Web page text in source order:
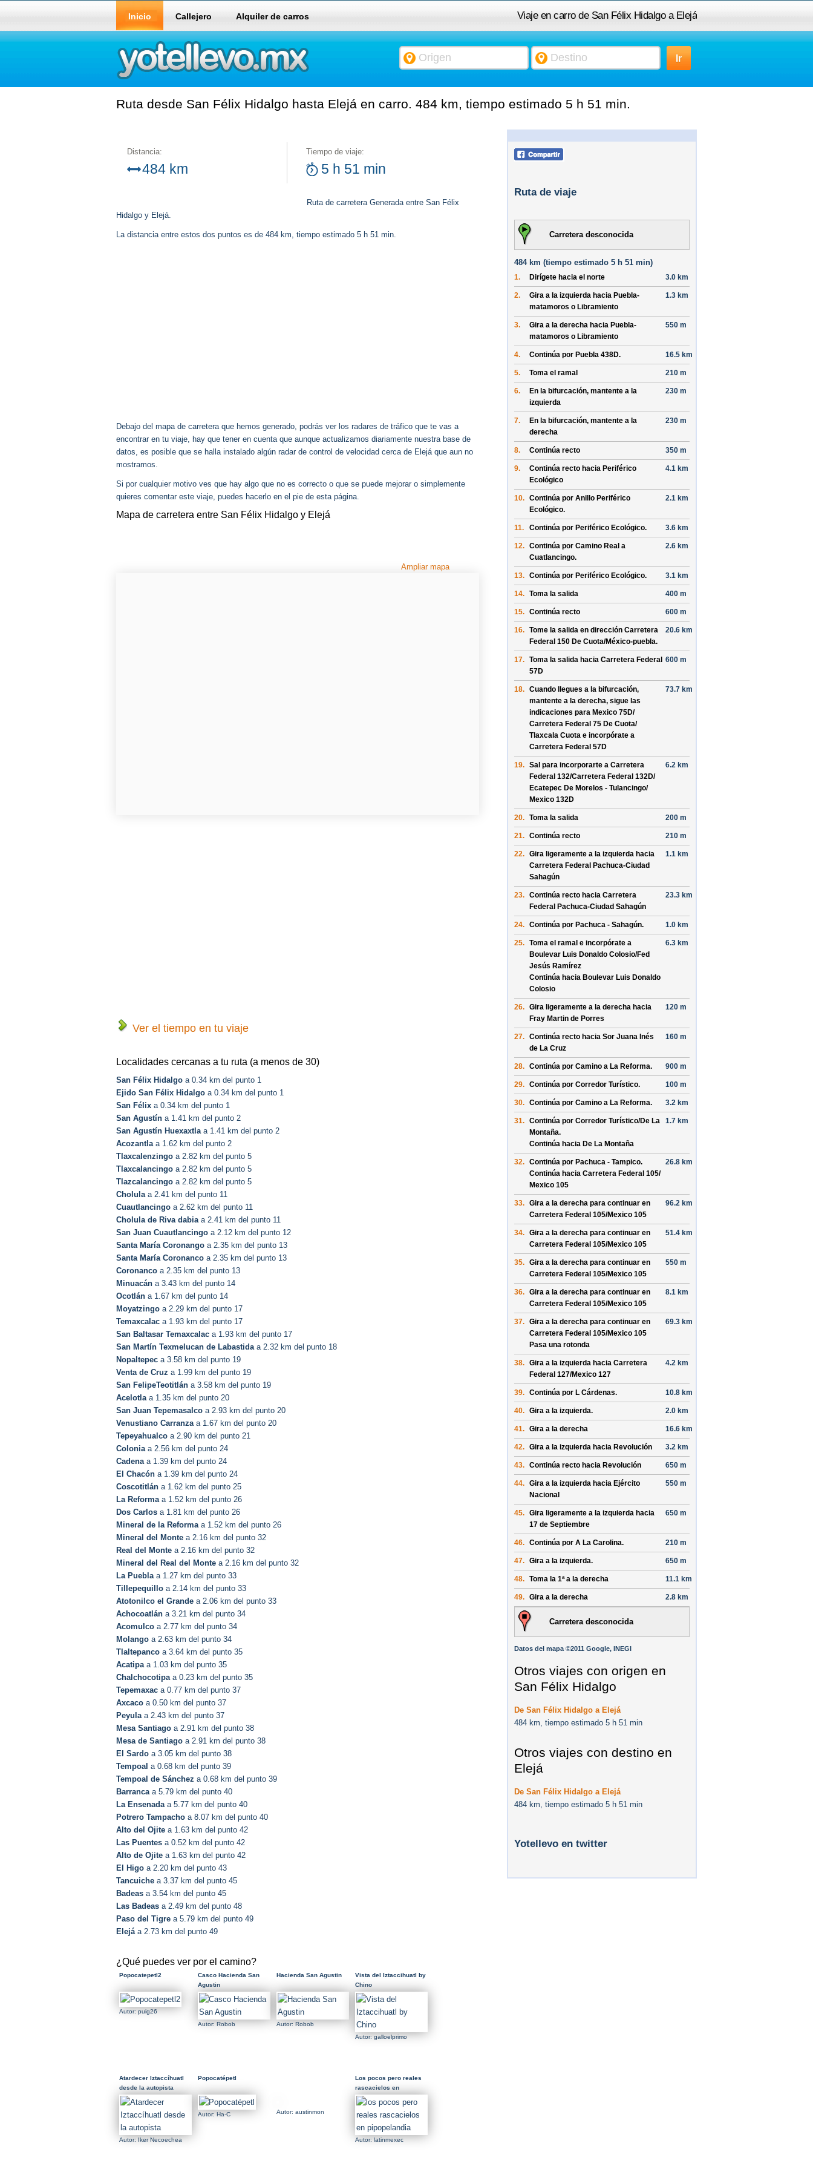
Viaje en carro de San Félix Hidalgo a Elejá
Inicio Callejero Alquiler de carros
Ruta desde San Félix Hidalgo hasta Elejá en carro. 484 km, tiempo estimado 5 h 51 min.
Distancia:
484 km
Tiempo de viaje:
5 h 51 min
Ruta de carretera Generada entre San Félix
Hidalgo y Elejá.
La distancia entre estos dos puntos es de 484 km, tiempo estimado 5 h 51 min.
Debajo del mapa de carretera que hemos generado, podrás ver los radares de tráfico que te vas a
encontrar en tu viaje, hay que tener en cuenta que aunque actualizamos diariamente nuestra base de
datos, es posible que se halla instalado algún radar de control de velocidad cerca de Elejá que aun no
mostramos.
Si por cualquier motivo ves que hay algo que no es correcto o que se puede mejorar o simplemente
quieres comentar este viaje, puedes hacerlo en el pie de esta página.
Mapa de carretera entre San Félix Hidalgo y Elejá
Ampliar mapa
Ver el tiempo en tu viaje
Localidades cercanas a tu ruta (a menos de 30)
San Félix Hidalgo a 0.34 km del punto 1
Ejido San Félix Hidalgo a 0.34 km del punto 1
San Félix a 0.34 km del punto 1
San Agustín a 1.41 km del punto 2
San Agustín Huexaxtlaa 1.41 km del punto 2
Acozantlaa 1.62 km del punto 2
Tlaxcalenzingo a 2.82 km del punto 5
Tlaxcalancingo a 2.82 km del punto 5
Tlazcalancingo a 2.82 km del punto 5
Cholulaa 2.41 km del punto 11
Cuautlancingo a 2.62 km del punto 11
Cholula de Riva dabiaa 2.41 km del punto 11
San Juan Cuautlancingo a 2.12 km del punto 12
Santa María Coronango a 2.35 km del punto 13
Santa María Coronanco a 2.35 km del punto 13
Coronanco a 2.35 km del punto 13
Minuacán a 3.43 km del punto 14
Ocotlán a 1.67 km del punto 14
Moyatzingo a 2.29 km del punto 17
Temaxcalac a 1.93 km del punto 17
San Baltasar Temaxcalac a 1.93 km del punto 17
San Martín Texmelucan de Labastidaa 2.32 km del punto 18
Nopaltepec a 3.58 km del punto 19
Venta de Cruz a 1.99 km del punto 19
San FelipeTeotitlán a 3.58 km del punto 19
Acelotlaa 1.35 km del punto 20
San Juan Tepemasalco a 2.93 km del punto 20
Venustiano Carranzaa 1.67 km del punto 20
Tepeyahualco a 2.90 km del punto 21
Coloniaa 2.56 km del punto 24
Cadenaa 1.39 km del punto 24
El Chacón a 1.39 km del punto 24
Coscotitlán a 1.62 km del punto 25
La Reformaa 1.52 km del punto 26
Dos Carlos a 1.81 km del punto 26
Mineral de la Reformaa 1.52 km del punto 26
Mineral del Monte a 2.16 km del punto 32
Real del Monte a 2.16 km del punto 32
Mineral del Real del Monte a 2.16 km del punto 32
La Pueblaa 1.27 km del punto 33
Tillepequillo a 2.14 km del punto 33
Atotonilco el Grande a 2.06 km del punto 33
Achocoatlán a 3.21 km del punto 34
Acomulco a 2.77 km del punto 34
Molango a 2.63 km del punto 34
Tlaltepanco a 3.64 km del punto 35
Acatipaa 1.03 km del punto 35
Chalchocotipaa 0.23 km del punto 35
Tepemaxac a 0.77 km del punto 37
Axcaco a 0.50 km del punto 37
Peyulaa 2.43 km del punto 37
Mesa Santiago a 2.91 km del punto 38
Mesa de Santiago a 2.91 km del punto 38
El Sardo a 3.05 km del punto 38
Tempoal a 0.68 km del punto 39
Tempoal de Sánchez a 0.68 km del punto 39
Barrancaa 5.79 km del punto 40
La Ensenadaa 5.77 km del punto 40
Potrero Tampacho a 8.07 km del punto 40
Alto del Ojite a 1.63 km del punto 42
Las Puentes a 0.52 km del punto 42
Alto de Ojite a 1.63 km del punto 42
El Higo a 2.20 km del punto 43
Tancuiche a 3.37 km del punto 45
Badeas a 3.54 km del punto 45
Las Badeas a 2.49 km del punto 48
Paso del Tigre a 5.79 km del punto 49
Elejáa 2.73 km del punto 49
¿Qué puedes ver por el camino?
Popocatepetl2
Autor: puig26
Casco Hacienda San
Agustin
Autor: Robob
Hacienda San Agustin
Autor: Robob
Vista del Iztaccihuatl by
Chino
Autor: galloelprimo
Atardecer Iztaccíhuatl
desde la autopista
Autor: Iker Necoechea
Popocatépetl
Autor: Ha-C Autor: austinmon
Los pocos pero reales
rascacielos en
pipopelandia
Autor: latinmexec
Ruta de viaje
Carretera desconocida
484 km (tiempo estimado 5 h 51 min)
1. Dirígete hacia el norte 3.0 km
2. Gira a la izquierda hacia Puebla-
matamoros o Libramiento
1.3 km
3. Gira a la derecha hacia Puebla-
matamoros o Libramiento
550 m
4. Continúa por Puebla 438D. 16.5 km
5. Toma el ramal 210 m
6.
En la bifurcación, mantente a la
izquierda
230 m
7.
En la bifurcación, mantente a la
derecha
230 m
8. Continúa recto 350 m
9. Continúa recto hacia Periférico
Ecológico
4.1 km
10. Continúa por Anillo Periférico
Ecológico.
2.1 km
11. Continúa por Periférico Ecológico. 3.6 km
12. Continúa por Camino Real a
Cuatlancingo.
2.6 km
13. Continúa por Periférico Ecológico. 3.1 km
14. Toma la salida 400 m
15. Continúa recto 600 m
16. Tome la salida en dirección Carretera
Federal 150 De Cuota/México-puebla.
20.6 km
17. Toma la salida hacia Carretera Federal
57D
600 m
18. Cuando llegues a la bifurcación,
mantente a la derecha, sigue las
indicaciones para Mexico 75D/
Carretera Federal 75 De Cuota/
Tlaxcala Cuota e incorpórate a
Carretera Federal 57D
73.7 km
19. Sal para incorporarte a Carretera
Federal 132/Carretera Federal 132D/
Ecatepec De Morelos - Tulancingo/
Mexico 132D
6.2 km
20. Toma la salida 200 m
21. Continúa recto 210 m
22. Gira ligeramente a la izquierda hacia
Carretera Federal Pachuca-Ciudad
Sahagún
1.1 km
23. Continúa recto hacia Carretera
Federal Pachuca-Ciudad Sahagún
23.3 km
24. Continúa por Pachuca - Sahagún. 1.0 km
25. Toma el ramal e incorpórate a
Boulevar Luis Donaldo Colosio/Fed
Jesús Ramírez
Continúa hacia Boulevar Luis Donaldo
Colosio
6.3 km
26. Gira ligeramente a la derecha hacia
Fray Martin de Porres
120 m
27. Continúa recto hacia Sor Juana Inés
de La Cruz
160 m
28. Continúa por Camino a La Reforma. 900 m
29. Continúa por Corredor Turístico. 100 m
30. Continúa por Camino a La Reforma. 3.2 km
31. Continúa por Corredor Turístico/De La
Montaña.
Continúa hacia De La Montaña
1.7 km
32. Continúa por Pachuca - Tampico.
Continúa hacia Carretera Federal 105/
Mexico 105
26.8 km
33. Gira a la derecha para continuar en
Carretera Federal 105/Mexico 105
96.2 km
34. Gira a la derecha para continuar en
Carretera Federal 105/Mexico 105
51.4 km
35. Gira a la derecha para continuar en
Carretera Federal 105/Mexico 105
550 m
36. Gira a la derecha para continuar en
Carretera Federal 105/Mexico 105
8.1 km
37. Gira a la derecha para continuar en
Carretera Federal 105/Mexico 105
Pasa una rotonda
69.3 km
38. Gira a la izquierda hacia Carretera
Federal 127/Mexico 127
4.2 km
39. Continúa por L Cárdenas. 10.8 km
40. Gira a la izquierda. 2.0 km
41. Gira a la derecha 16.6 km
42. Gira a la izquierda hacia Revolución 3.2 km
43. Continúa recto hacia Revolución 650 m
44. Gira a la izquierda hacia Ejército
Nacional
550 m
45. Gira ligeramente a la izquierda hacia
17 de Septiembre
650 m
46. Continúa por A La Carolina. 210 m
47. Gira a la izquierda. 650 m
48. Toma la 1ª a la derecha 11.1 km
49. Gira a la derecha 2.8 km
Carretera desconocida
Datos del mapa ©2011 Google, INEGI
Otros viajes con origen en
San Félix Hidalgo
De San Félix Hidalgo a Elejá
484 km, tiempo estimado 5 h 51 min
Otros viajes con destino en
Elejá
De San Félix Hidalgo a Elejá
484 km, tiempo estimado 5 h 51 min
Yotellevo en twitter